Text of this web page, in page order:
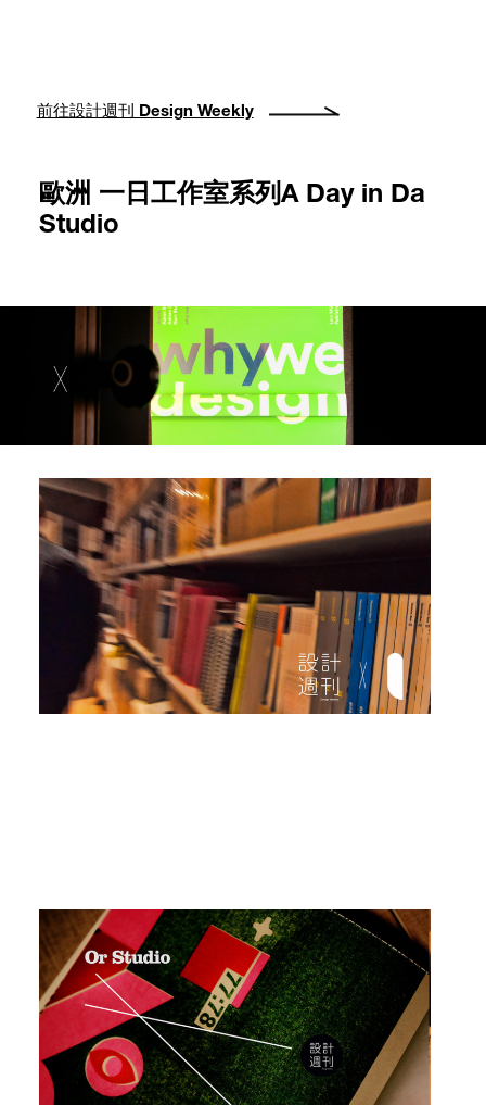
前往設計週刊 Design Weekly
歐洲 一日工作室系列A Day in Da
Studio